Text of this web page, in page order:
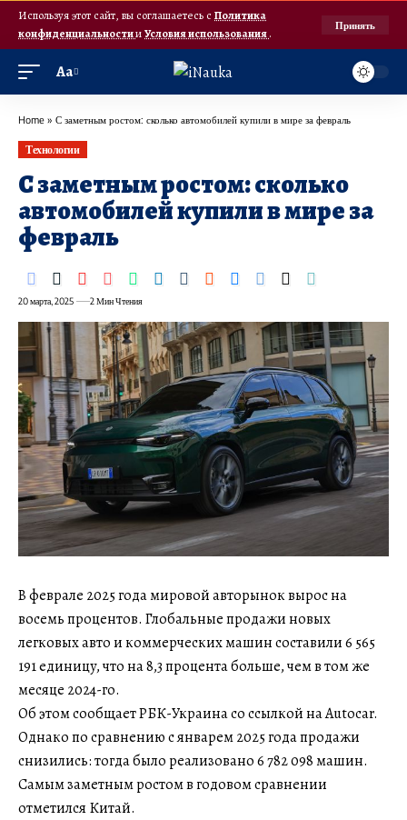
Используя этот сайт, вы соглашаетесь с Политика
конфиденциальностииУсловия использования.
Принять
Аа
Home » С заметным ростом: сколько автомобилей купили в мире за февраль
Технологии
С заметным ростом: сколько
автомобилей купили в мире за
февраль
20 марта, 2025 2 Мин Чтения
В феврале 2025 года мировой авторынок вырос на
восемь процентов. Глобальные продажи новых
легковых авто и коммерческих машин составили 6 565
191 единицу, что на 8,3 процента больше, чем в том же
месяце 2024-го.
Об этом сообщает РБК-Украина со ссылкой на Autocar.
Однако по сравнению с январем 2025 года продажи
снизились: тогда было реализовано 6 782 098 машин.
Самым заметным ростом в годовом сравнении
отметился Китай.